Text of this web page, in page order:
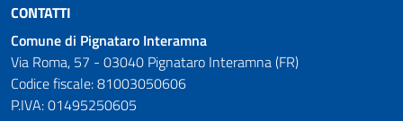
CONTATTI
Comune di Pignataro Interamna
Via Roma, 57 - 03040 Pignataro Interamna (FR)
Codice fiscale: 81003050606
P.IVA: 01495250605